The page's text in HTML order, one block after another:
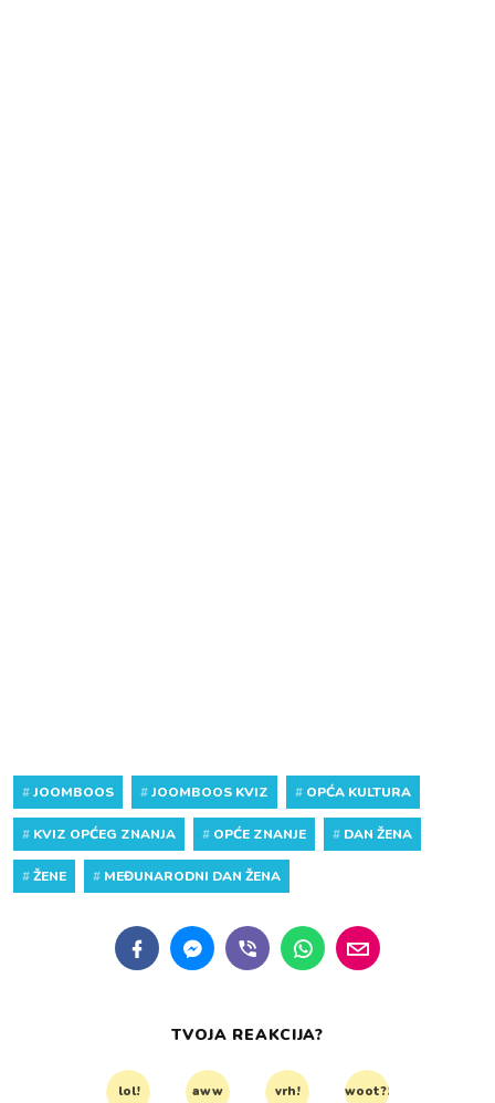
#JOOMBOOS #JOOMBOOS KVIZ # OPĆA KULTURA
# KVIZ OPĆEG ZNANJA # OPĆE ZNANJE # DAN ŽENA
#ŽENE # MEĐUNARODNI DAN ŽENA
TVOJA REAKCIJA?
lol! aww vrh! woot?!